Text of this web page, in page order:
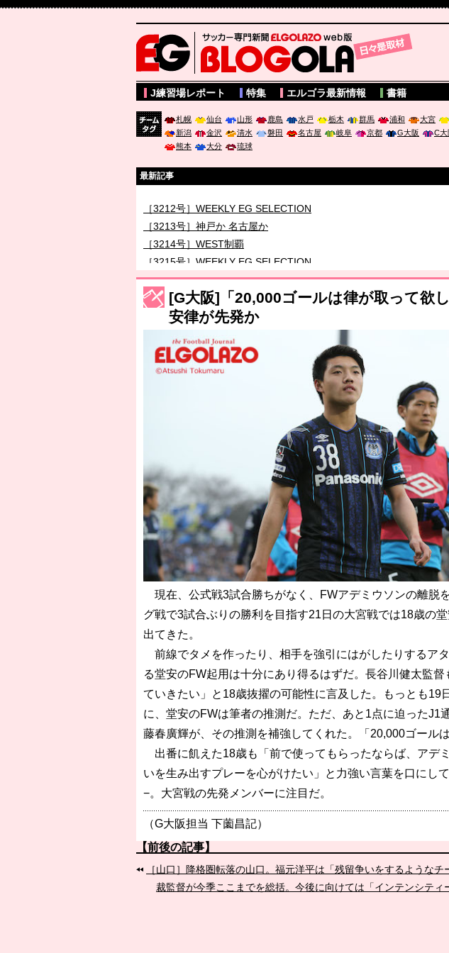
サッカー専門新聞ELGOLAZO web版 BLOGOLA
J練習場レポート 特集 エルゴラ最新情報 書籍
札幌 仙台 山形 鹿島 水戸 栃木 群馬 浦和 大宮
新潟
金沢 清水 磐田 名古屋 岐阜 京都 G大阪 C大
熊本
大分 琉球
最新記事
［3212号］WEEKLY EG SELECTION
［3213号］神戸か 名古屋か
［3214号］WEST制覇
［3215号］WEEKLY EG SELECTION
［3216号］行く末占うラストワン
［3217号］最高の景色へ出国
［3218号］WEEKLY EG SELECTION
［3219号］特別な覇者へ 大逆転か連破か
［3220号］伝説の王者、黄金のシャーレ
[G大阪]「20,000ゴールは律が取って欲
安律が先発か
現在、公式戦3試合勝ちがなく、FWアデミウソンの離脱
グ戦で3試合ぶりの勝利を目指す21日の大宮戦では18歳の
出てきた。
前線でタメを作ったり、相手を強引にはがしたりするア
る堂安のFW起用は十分にあり得るはずだ。長谷川健太監
ていきたい」と18歳抜擢の可能性に言及した。もっとも19
に、堂安のFWは筆者の推測だ。ただ、あと1点に迫ったJ1
藤春廣輝が、その推測を補強してくれた。「20,000ゴール
出番に飢えた18歳も「前で使ってもらったならば、アデ
いを生み出すプレーを心がけたい」と力強い言葉を口にし
−。大宮戦の先発メンバーに注目だ。
（G大阪担当 下薗昌記）
【前後の記事】
［山口］降格圏転落の山口。福元洋平は「残留争いをするようなチ
裁監督が今季ここまでを総括。今後に向けては「インテンシティ